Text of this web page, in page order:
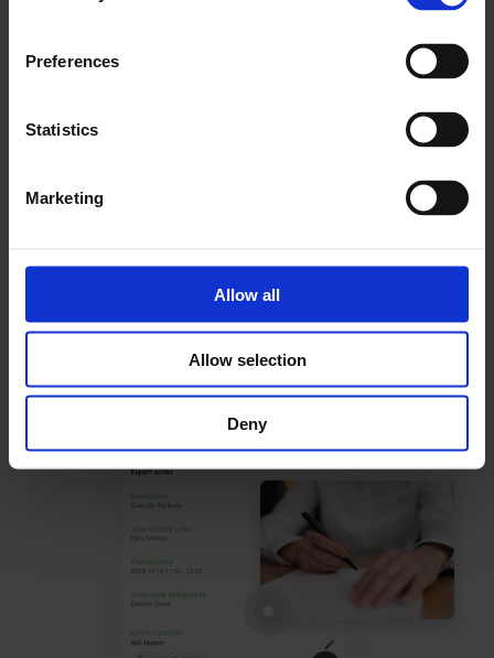
Preferences
Statistics
Marketing
Allow all
Allow selection
Deny
Modèles de tâches